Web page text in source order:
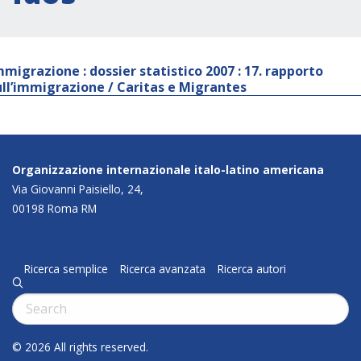
: dossier statistico 2007 : 17. rapporto
/ Caritas e Migrantes
Organizzazione internazionale italo-latino americana
Via Giovanni Paisiello, 24,
00198 Roma RM
Ricerca semplice Ricerca avanzata Ricerca autori
q
Cerca:
© 2026 All rights reserved.